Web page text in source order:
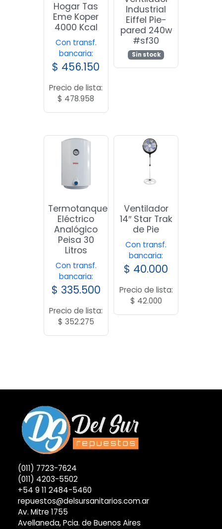
Hogar Tas
Eme Koper
4000 Kcal
Con transf.
bancaria:
$ 456.150
Precio de lista:
$ 478.958
Industrial
Eiffel Pie-
pared 240w
#sf30
Sin stock
Termotanque
Eléctrico
Analógico
Peisa 30
Litros
Con transf.
bancaria:
$ 335.500
Precio de lista:
$ 352.275
Ventilador
14″ Star Trak
de Pie
Con transf.
bancaria:
$ 40.000
Precio de lista:
$ 42.000
(011) 7723-7624
(011) 4203-5502
+54 9 11 2484-5460
repuestos@delsursanitarios.com.ar
Av. Mitre 1755
Avellaneda, Pcia. de Buenos Aires